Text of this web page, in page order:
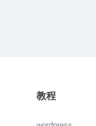
教程